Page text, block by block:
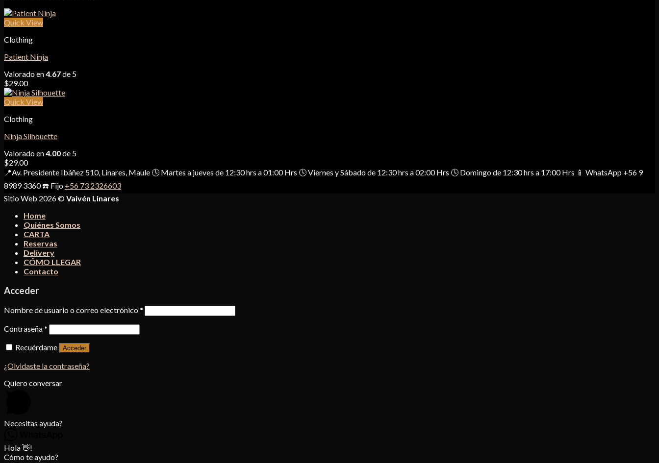
Quick View
Clothing
Patient Ninja
Valorado en4.67de 5
$29.00
Quick View
Clothing
Ninja Silhouette
Valorado en4.00de 5
$29.00
📍Av. Presidente Ibáñez 510, Linares, Maule 🕓 Martes a jueves de 12:30 hrs a 01:00 Hrs 🕓 Viernes y Sábado de 12:30 hrs a 02:00 Hrs 🕓 Domingo de 12:30 hrs a 17:00 Hrs 📱 WhatsApp +56 9
8989 3360 ☎️ Fijo +56 73 2326603
Sitio Web 2026 ©Vaivén Linares
Home
Quiénes Somos
CARTA
Reservas
Delivery
CÓMO LLEGAR
Contacto
Acceder
Nombre de usuario o correo electrónico*
Contraseña*
Recuérdame
Acceder
¿Olvidaste la contraseña?
Quiero conversar
Necesitas ayuda?
Hola 👋!
Cómo te ayudo?